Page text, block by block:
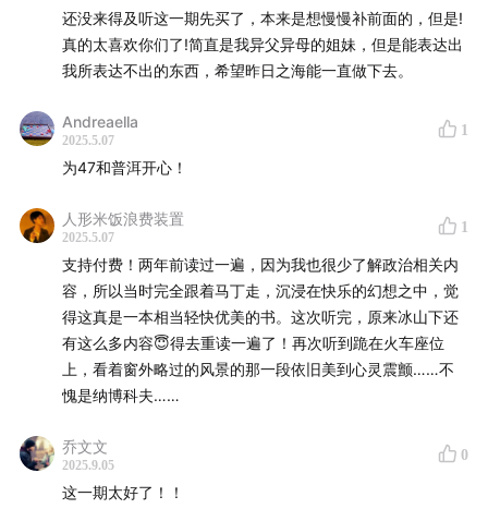
还没来得及听这一期先买了，本来是想慢慢补前面的，但是!
真的太喜欢你们了!简直是我异父异母的姐妹，但是能表达出
我所表达不出的东西，希望昨日之海能一直做下去。
Andreaella
2025.5.07
1
为47和普洱开心！
人形米饭浪费装置
2025.5.07
1
支持付费！两年前读过一遍，因为我也很少了解政治相关内
容，所以当时完全跟着马丁走，沉浸在快乐的幻想之中，觉
得这真是一本相当轻快优美的书。这次听完，原来冰山下还
有这么多内容😇得去重读一遍了！再次听到跪在火车座位
上，看着窗外略过的风景的那一段依旧美到心灵震颤……不
愧是纳博科夫……
乔文文
2025.9.05
0
这一期太好了！！